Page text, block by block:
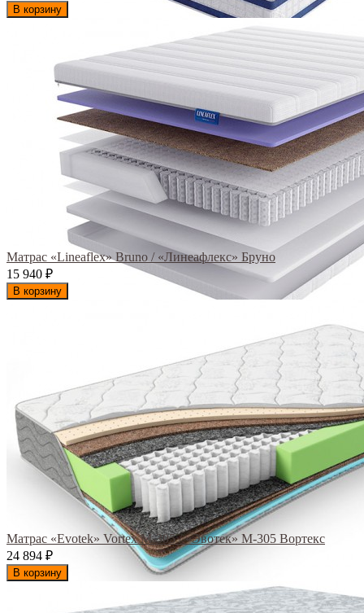
В корзину
Матрас «Lineaflex» Bruno / «Линеафлекс» Бруно
15 940 ₽
В корзину
Матрас «Evotek» Vortex M-305 / «Эвотек» M-305 Вортекс
24 894 ₽
В корзину